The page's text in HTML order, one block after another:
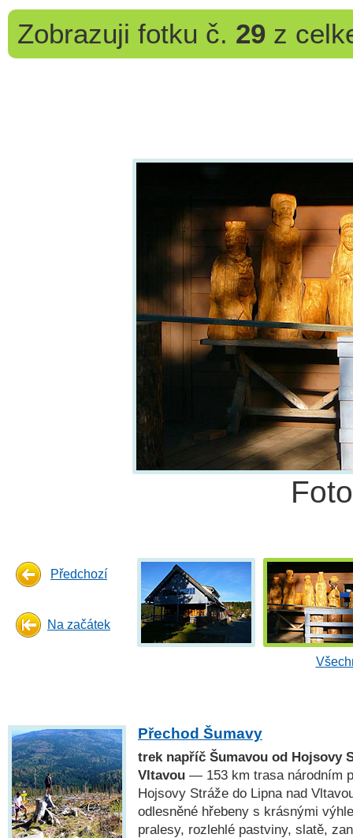
Zobrazuji fotku č. 29z
Předchozí
Na začátek
Přechod Šumavy
trek napříč Šumavou od Hojsovy
Vltavou — 153 km trasa národním
Hojsovy Stráže do Lipna nad
odlesněné hřebeny s krásnými
pralesy, rozlehlé pastviny, slatě,